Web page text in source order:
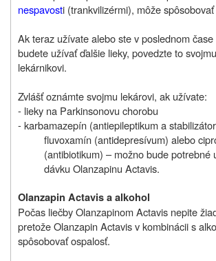
nespavosti (trankvilizérmi), môže
Ak teraz užívate alebo ste v poslednom
budete užívať ďalšie lieky, povedzte to
lekárnikovi.
Zvlášť oznámte svojmu lekárovi, ak užívate:
- lieky na Parkinsonovu chorobu
- karbamazepín (antiepileptikum a
fluvoxamín (antidepresívum) alebo
(antibiotikum) – možno bude potrebné
dávku Olanzapinu Actavis.
Olanzapin Actavis a alkohol
Počas liečby Olanzapinom Actavis nepite
pretože Olanzapin Actavis v kombinácii s
spôsobovať ospalosť.